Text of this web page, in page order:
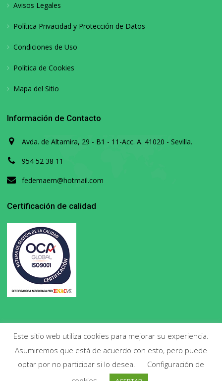
Avisos Legales
Política Privacidad y Protección de Datos
Condiciones de Uso
Política de Cookies
Mapa del Sitio
Información de Contacto
Avda. de Altamira, 29 - B1 - 11-Acc. A. 41020 - Sevilla.
954 52 38 11
fedemaem@hotmail.com
Certificación de calidad
Copyright 2020. Todos los derechos reservados.
Este sitio web utiliza cookies para mejorar su experiencia.
Asumiremos que está de acuerdo con esto, pero puede
optar por no participar si lo desea.
Configuración de